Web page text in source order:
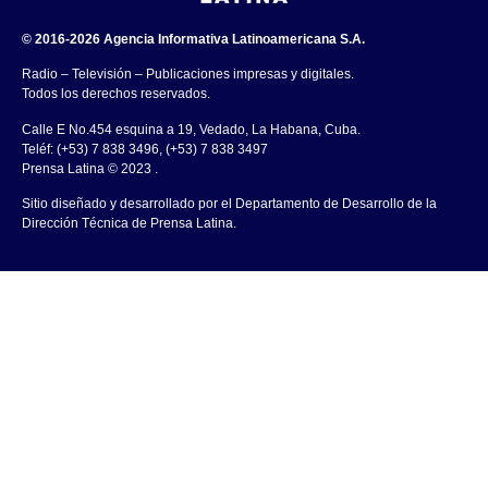
© 2016-2026 Agencia Informativa Latinoamericana S.A.
Radio – Televisión – Publicaciones impresas y digitales.
Todos los derechos reservados.
Calle E No.454 esquina a 19, Vedado, La Habana, Cuba.
Teléf: (+53) 7 838 3496, (+53) 7 838 3497
Prensa Latina © 2023 .
Sitio diseñado y desarrollado por el Departamento de Desarrollo de la
Dirección Técnica de Prensa Latina.